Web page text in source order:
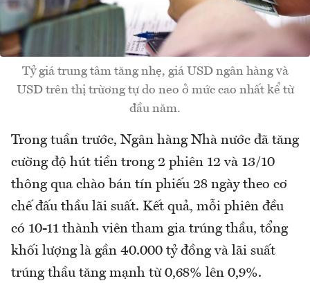
Tỷ giá trung tâm tăng nhẹ, giá USD ngân hàng và
USD trên thị trừơng tự do neo ở mức cao nhất kể từ
đầu năm.
Trong tuần trước, Ngân hàng Nhà nước đã tăng
cường độ hút tiền trong 2 phiên 12 và 13/10
thông qua chào bán tín phiếu 28 ngày theo cơ
chế đấu thầu lãi suất. Kết quả, mỗi phiên đều
có 10-11 thành viên tham gia trúng thầu, tổng
khối lượng là gần 40.000 tỷ đồng và lãi suất
trúng thầu tăng mạnh từ 0,68% lên 0,9%.